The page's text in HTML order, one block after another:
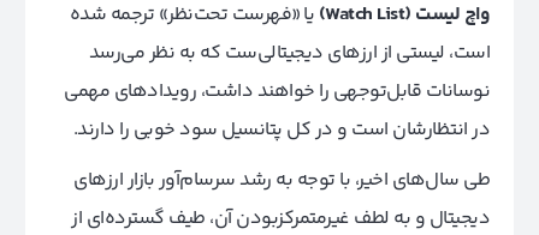
واچ لیست (Watch List) یا«فهرست تحت‌نظر» ترجمه شده
است، لیستی از ارزهای دیجیتالی‌ست که به نظر می‌رسد
نوسانات قابل‌توجهی را خواهند داشت، رویدادهای مهمی
در انتظارشان است و در کل پتانسیل سود خوبی را دارند.
طی سال‌های اخیر، با توجه به رشد سرسام‌آور بازار ارزهای
دیجیتال و به لطف غیر‌متمرکز‌بودن آن، طیف گسترده‌ای از